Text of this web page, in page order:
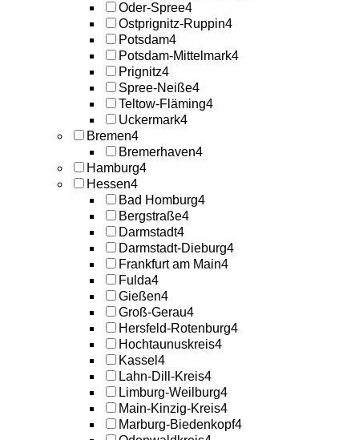
Oder-Spree4
Ostprignitz-Ruppin4
Potsdam4
Potsdam-Mittelmark4
Prignitz4
Spree-Neiße4
Teltow-Fläming4
Uckermark4
Bremen4
Bremerhaven4
Hamburg4
Hessen4
Bad Homburg4
Bergstraße4
Darmstadt4
Darmstadt-Dieburg4
Frankfurt am Main4
Fulda4
Gießen4
Groß-Gerau4
Hersfeld-Rotenburg4
Hochtaunuskreis4
Kassel 4
Lahn-Dill-Kreis4
Limburg-Weilburg4
Main-Kinzig-Kreis4
Marburg-Biedenkopf4